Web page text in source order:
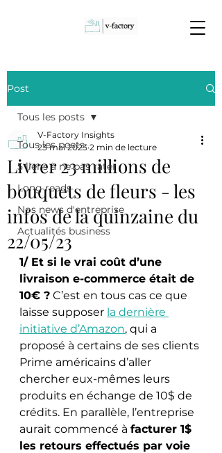
Post
Tous les posts
5 liens à ne pas rater
Long reads
Nos news d'entreprise
Actualités business
Tous les posts
Livrer 23 millions de
bouquets de fleurs - les
infos de la quinzaine du
22/05/23
V-Factory Insights
23 mai 2023 2 min de lecture
1/ Et si le vrai coût d’une
livraison e-commerce était de
10€ ? C’est en tous cas ce que
laisse supposer la dernière
initiative d’Amazon, qui a
proposé à certains de ses clients
Prime américains d’aller
chercher eux-mêmes leurs
produits en échange de 10$ de
crédits. En parallèle, l’entreprise
aurait commencé à facturer 1$
les retours effectués par voie